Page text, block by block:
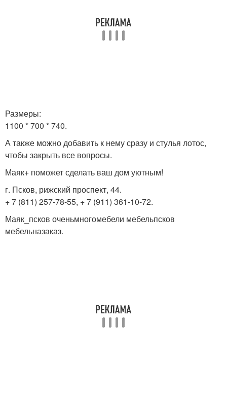
Размеры:
1100 * 700 * 740.
А также можно добавить к нему сразу и стулья лотос,
чтобы закрыть все вопросы.
Маяк+ поможет сделать ваш дом уютным!
г. Псков, рижский проспект, 44.
+ 7 (811) 257-78-55, + 7 (911) 361-10-72.
Маяк_псков оченьмногомебели мебельпсков
мебельназаказ.